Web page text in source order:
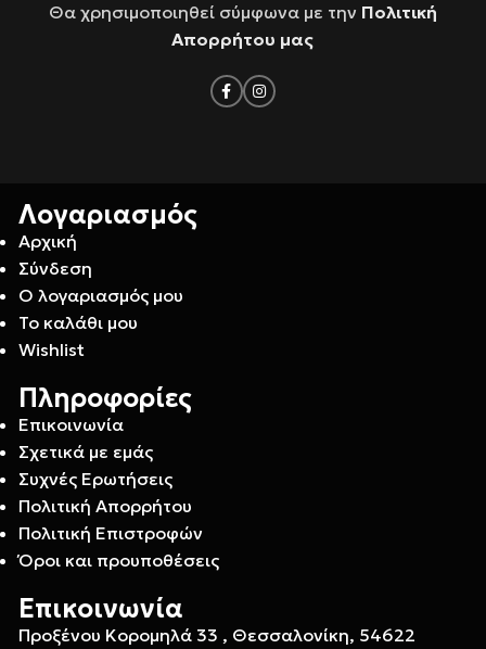
Θα χρησιμοποιηθεί σύμφωνα με την Πολιτική
Απορρήτου μας
Λογαριασμός
Αρχική
Σύνδεση
Ο λογαριασμός μου
Το καλάθι μου
Wishlist
Πληροφορίες
Επικοινωνία
Σχετικά με εμάς
Συχνές Ερωτήσεις
Πολιτική Απορρήτου
Πολιτική Επιστροφών
Όροι και προυποθέσεις
Επικοινωνία
Προξένου Κορομηλά 33 , Θεσσαλονίκη, 54622